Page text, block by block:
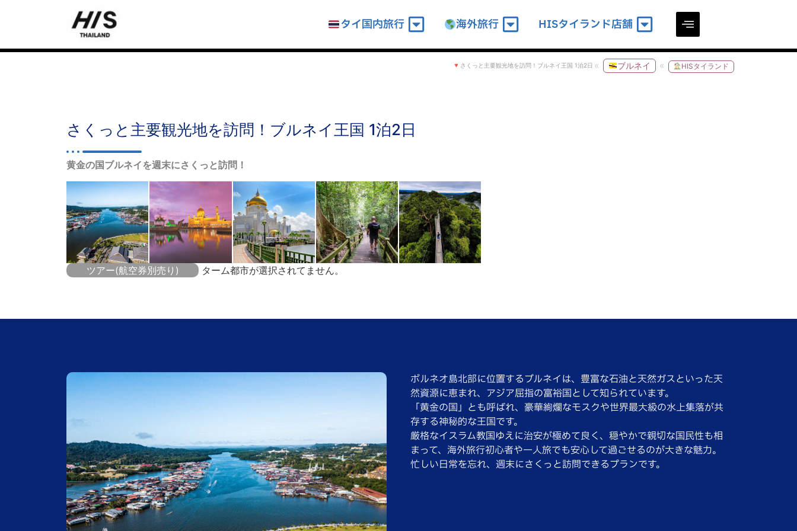
タイ国内旅行 海外旅行 HISタイランド店舗
HISタイランド
ブルネイ
さくっと主要観光地を訪問！ブルネイ王国 1泊2日
さくっと主要観光地を訪問！ブルネイ王国 1泊2日
黄金の国ブルネイを週末にさくっと訪問！
ツアー(航空券別売り) ターム都市が選択されてません。
ボルネオ島北部に位置するブルネイは、豊富な石油と天然ガスといった天
然資源に恵まれ、アジア屈指の富裕国として知られています。
「黄金の国」とも呼ばれ、豪華絢爛なモスクや世界最大級の水上集落が共
存する神秘的な王国です。
厳格なイスラム教国ゆえに治安が極めて良く、穏やかで親切な国民性も相
まって、海外旅行初心者や一人旅でも安心して過ごせるのが大きな魅力。
忙しい日常を忘れ、週末にさくっと訪問できるプランです。